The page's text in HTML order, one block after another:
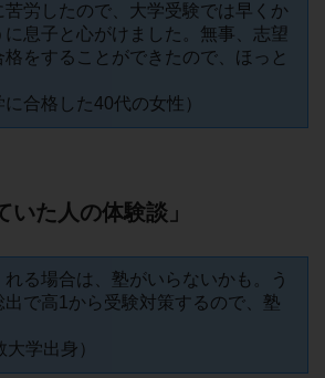
労したので、大学受験では早くか
に息子と心がけました。無事、志望
格をすることができたので、ほっと
に合格した40代の女性）
いた人の体験談」
る場合は、塾がいらないかも。う
出で高1から受験対策するので、塾
大学出身）